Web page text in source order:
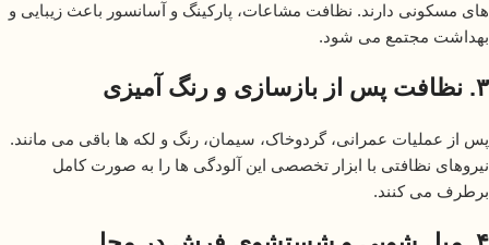
های مسکونی دارند. نظافت مشاعات، پارکینگ و آسانسور باعث زیبایی و
بهداشت مجتمع می شود.
۳. نظافت پس از بازسازی و رنگ آمیزی
پس از عملیات عمرانی، گردوخاک، سیمان، رنگ و لکه ها باقی می مانند.
نیروهای نظافتی با ابزار تخصصی این آلودگی ها را به صورت کامل
برطرف می کنند.